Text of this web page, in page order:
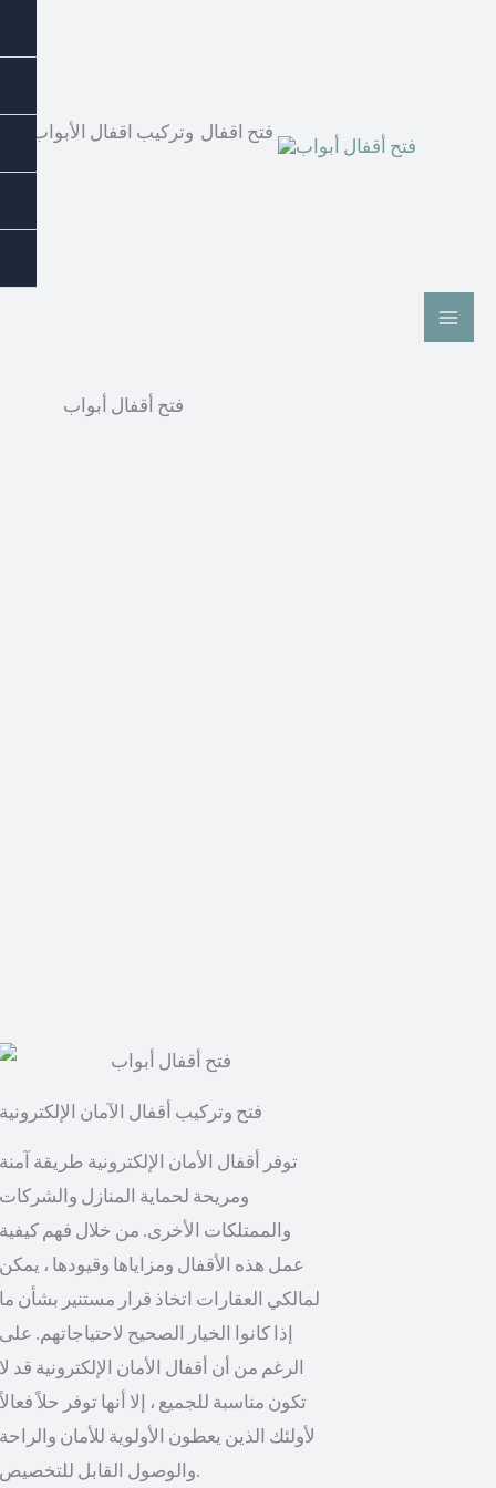
فتح اقفال وتركيب اقفال الأبواب
توفر أقفال الأمان الإلكترونية طريقة آمنة
ومريحة لحماية المنازل والشركات
والممتلكات الأخرى. من خلال فهم كيفية
عمل هذه الأقفال ومزاياها وقيودها ، يمكن
لمالكي العقارات اتخاذ قرار مستنير بشأن ما
إذا كانوا الخيار الصحيح لاحتياجاتهم. على
الرغم من أن أقفال الأمان الإلكترونية قد لا
تكون مناسبة للجميع ، إلا أنها توفر حلاً فعالاً
لأولئك الذين يعطون الأولوية للأمان والراحة